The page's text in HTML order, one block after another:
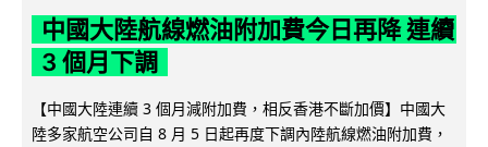
中國大陸航線燃油附加費今日再降 連續
3 個月下調
【中國大陸連續 3 個月減附加費，相反香港不斷加價】中國大
陸多家航空公司自 8 月 5 日起再度下調內陸航線燃油附加費，